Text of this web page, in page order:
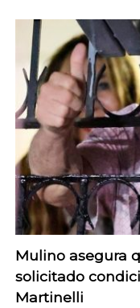
Mulino asegura
solicitado
Martinelli